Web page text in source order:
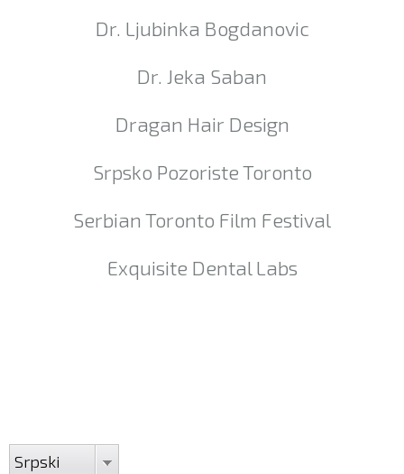
Dr. Ljubinka Bogdanovic
Dr. Jeka Saban
Dragan Hair Design
Srpsko Pozoriste Toronto
Serbian Toronto Film Festival
Exquisite Dental Labs
Srpski